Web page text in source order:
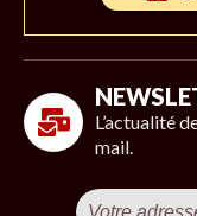
L’actualité
mail.